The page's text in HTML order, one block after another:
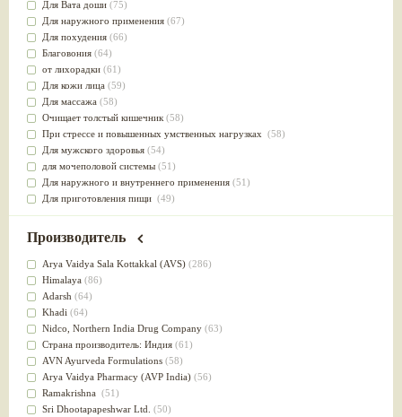
Для Вата доши (75)
Для наружного применения (67)
Для похудения (66)
Благовония (64)
от лихорадки (61)
Для кожи лица (59)
Для массажа (58)
Очищает толстый кишечник (58)
При стрессе и повышенных умственных нагрузках (58)
Для мужского здоровья (54)
для мочеполовой системы (51)
Для наружного и внутреннего применения (51)
Для приготовления пищи (49)
от инфекций мочеполовой системы(49)
для суставов
Лечит опухоли и отеки(46)
Для медитации
выводит токсины
Для здоровья печени
Для тела(39)
для очищения крови(38)
При диабете(38)
Антиоксидант(37)
Для Капха(Кафа) доши
От паразитов(37)
Производитель
Arya Vaidya Sala Kottakkal (AVS) (286)
Himalaya (86)
Adarsh (64)
Khadi (64)
Nidсo, Northern India Drug Company (63)
Страна производитель: Индия (61)
AVN Ayurveda Formulations (58)
Arya Vaidya Pharmacy (AVP India) (56)
Ramakrishna (51)
Sri Dhootapapeshwar Ltd. (50)